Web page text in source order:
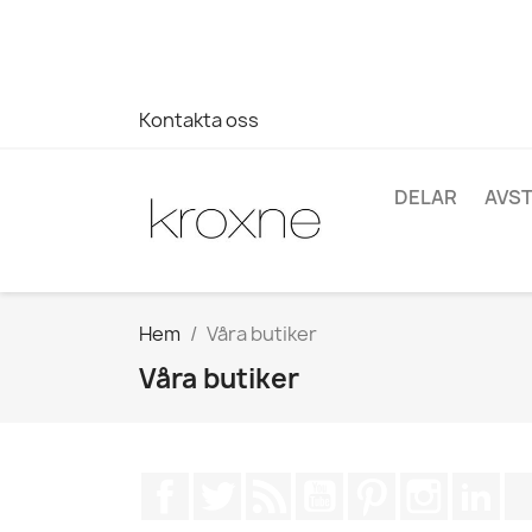
Kontakta oss
DELAR
Hem Våra butiker
Våra butiker